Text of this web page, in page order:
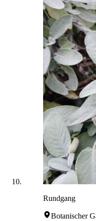
Rundgang
Botanischer